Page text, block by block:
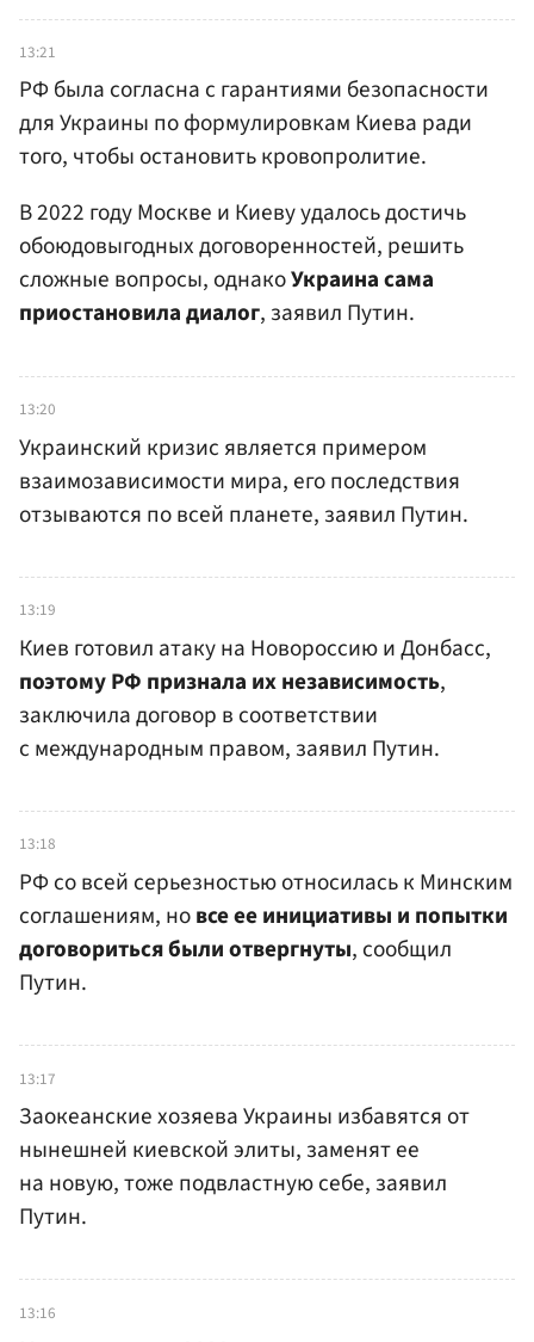
13:21
РФ была согласна с гарантиями безопасности
для Украины по формулировкам Киева ради
того, чтобы остановить кровопролитие.
В 2022 году Москве и Киеву удалось достичь
обоюдовыгодных договоренностей, решить
сложные вопросы, однакоУкраина сама
приостановила диалог, заявил Путин.
13:20
Украинский кризис является примером
взаимозависимости мира, его последствия
отзываются по всей планете, заявил Путин.
13:19
Киев готовил атаку на Новороссию и Донбасс,
поэтому РФ признала их независимость,
заключила договор в соответствии
с международным правом, заявил Путин.
13:18
РФ со всей серьезностью относилась к Минским
соглашениям, новсе ее инициативы и попытки
договориться были отвергнуты, сообщил
Путин.
13:17
Заокеанские хозяева Украины избавятся от
нынешней киевской элиты, заменят ее
на новую, тоже подвластную себе, заявил
Путин.
13:16